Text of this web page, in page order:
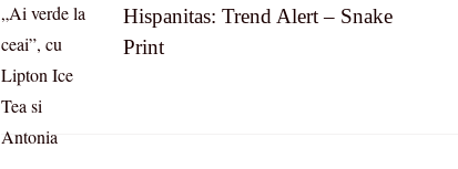
Navigation
Hispanitas: Trend Alert – Snake
Print